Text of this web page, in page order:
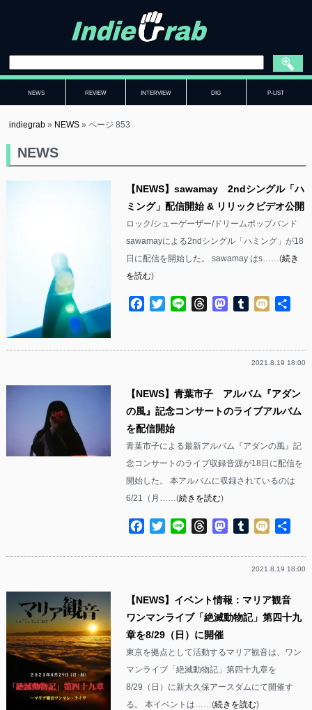
NEWS REVIEW INTERVIEW DIG P-LIST
indiegrab » NEWS »ページ 853
NEWS
【NEWS】sawamay 2ndシングル「ハ
ミング」配信開始 & リリックビデオ公開
ロック/シューゲーザー/ドリームポップバンド
sawamayによる2ndシングル「ハミング」が18
日に配信を開始した。 sawamay はs……(続き
を読む)
Facebook
TwitterLine ThreadsMastodon
Tumblr
Mixi
2021.8.19 18:00
【NEWS】青葉市子 アルバム『アダン
の風』記念コンサートのライブアルバム
を配信開始
青葉市子による最新アルバム『アダンの風』記
念コンサートのライブ収録音源が18日に配信を
開始した。 本アルバムに収録されているのは
6/21（月……(続きを読む)
Facebook
TwitterLine ThreadsMastodon
Tumblr
Mixi
2021.8.19 18:00
【NEWS】イベント情報：マリア観音
ワンマンライブ「絶滅動物記」第四十九
章を8/29（日）に開催
東京を拠点として活動するマリア観音は、ワン
マンライブ「絶滅動物記」第四十九章を
8/29（日）に新大久保アースダムにて開催す
る。 本イベントは……(続きを読む)